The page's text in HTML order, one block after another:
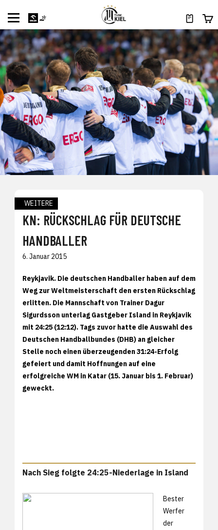
WEITERE
KN: RÜCKSCHLAG FÜR DEUTSCHE
HANDBALLER
6. Januar 2015
Reykjavik. Die deutschen Handballer haben auf dem
Weg zur Weltmeisterschaft den ersten Rückschlag
erlitten. Die Mannschaft von Trainer Dagur
Sigurdsson unterlag Gastgeber Island in Reykjavik
mit 24:25 (12:12). Tags zuvor hatte die Auswahl des
Deutschen Handballbundes (DHB) an gleicher
Stelle noch einen überzeugenden 31:24-Erfolg
gefeiert und damit Hoffnungen auf eine
erfolgreiche WM in Katar (15. Januar bis 1. Februar)
geweckt.
Nach Sieg folgte 24:25-Niederlage in Island
Bester
Werfer
der